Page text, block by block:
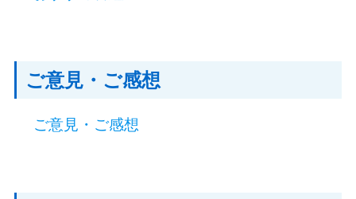
ご意見・ご感想
ご意見・ご感想